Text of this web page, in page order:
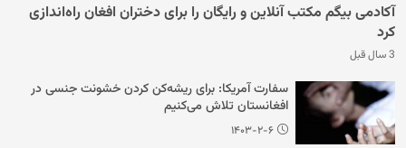
آکادمی بیگم مکتب آنلاین و رایگان را برای دختران افغان راه‌اندازی
کرد
3 سال قبل
سفارت آمریکا: برای ریشه‌کن کردن خشونت جنسی در
افغانستان تلاش می‌کنیم
۱۴۰۳-۲-۶